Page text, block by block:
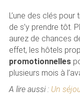
L’une des clés
de s’y prendre tôt.
aurez de chances
effet, les hôtels
promotionnelles
plusieurs mois à
A lire aussi : Un